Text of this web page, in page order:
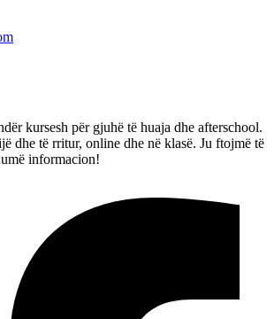
kursesh për gjuhë të huaja dhe afterschool.
dhe të rritur, online dhe në klasë. Ju ftojmë të
informacion!